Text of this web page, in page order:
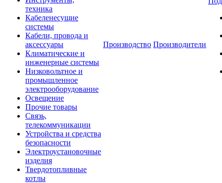
техника
Кабеленесущие
системы
Кабели, провода и
аксессуары
Климатические и
инженерные системы
Низковольтное и
промышленное
электрооборудование
Освещение
Прочие товары
Связь,
телекоммуникации
Устройства и средства
безопасности
Электроустановочные
изделия
Твердотопливные
котлы
Производство Производители